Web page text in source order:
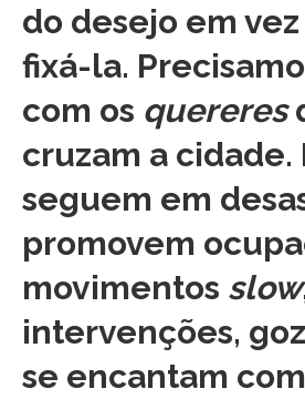
do desejo em
fixá-la.
com os quereres
cruzam a cidade.
seguem em
promovem
movimentos slow
intervenções,
se encantam